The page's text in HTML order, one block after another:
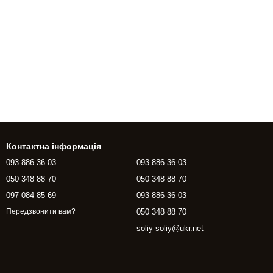
Контактна інформація
093 886 36 03
050 348 88 70
097 084 85 69
Передзвонити вам?
093 886 36 03
050 348 88 70
093 886 36 03
050 348 88 70
soliy-soliy@ukr.net